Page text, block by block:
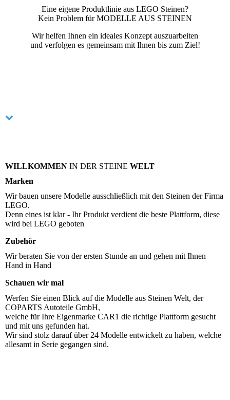
Eine eigene Produktlinie aus LEGO Steinen?
Kein Problem für MODELLE AUS STEINEN
Wir helfen Ihnen ein ideales Konzept auszuarbeiten
und verfolgen es gemeinsam mit Ihnen bis zum Ziel!
WILLKOMMEN IN DER STEINE WELT
Marken
Wir bauen unsere Modelle ausschließlich mit den Steinen der Firma
LEGO.
Denn eines ist klar - Ihr Produkt verdient die beste Plattform, diese
wird bei LEGO geboten
Zubehör
Wir beraten Sie von der ersten Stunde an und gehen mit Ihnen
Hand in Hand
Schauen wir mal
Werfen Sie einen Blick auf die Modelle aus Steinen Welt, der
COPARTS Autoteile GmbH,
welche für Ihre Eigenmarke CAR1 die richtige Plattform gesucht
und mit uns gefunden hat.
Wir sind stolz darauf über 24 Modelle entwickelt zu haben, welche
allesamt in Serie gegangen sind.